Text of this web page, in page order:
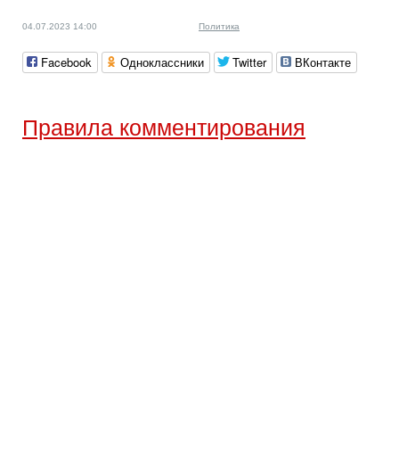
04.07.2023 14:00 Политика
Facebook Одноклассники Twitter ВКонтакте
Правила комментирования